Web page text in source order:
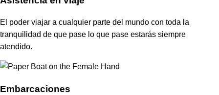
El poder viajar a cualquier parte del mundo con toda la
tranquilidad de que pase lo que pase estarás siempre
atendido.
Embarcaciones